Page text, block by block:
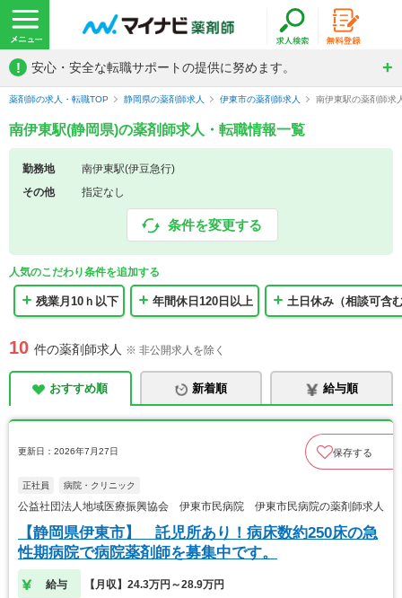
! 安心・安全な転職サポートの提供に努めます。
薬剤師の求人・転職TOP 静岡県の薬剤師求人 伊東市の薬剤師求人 南伊東駅の薬剤師求
南伊東駅(静岡県)の薬剤師求人・転職情報一覧
勤務地
南伊東駅(伊豆急行)
その他
指定なし
条件を変更する
人気のこだわり条件を追加する
残業月10ｈ以下 年間休日120日以上 土日休み（相談可含
10 件の薬剤師求人 ※ 非公開求人を除く
おすすめ順 新着順 給与順
更新日：2026年7月27日 保存する
正社員 病院・クリニック
公益社団法人地域医療振興協会 伊東市民病院 伊東市民病院の薬剤師求人
【静岡県伊東市】 託児所あり！病床数約250床の急
性期病院で病院薬剤師を募集中です。
給与 【月収】24.3万円～28.9万円